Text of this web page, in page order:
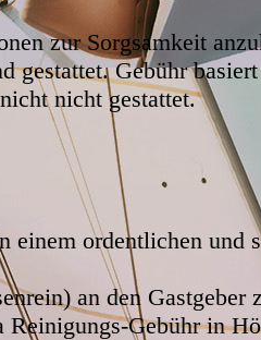
zur Sorgsamkeit
gestattet. Gebühr
nicht gestattet.
ordentlichen und
an den Gastgeber
Gebühr in